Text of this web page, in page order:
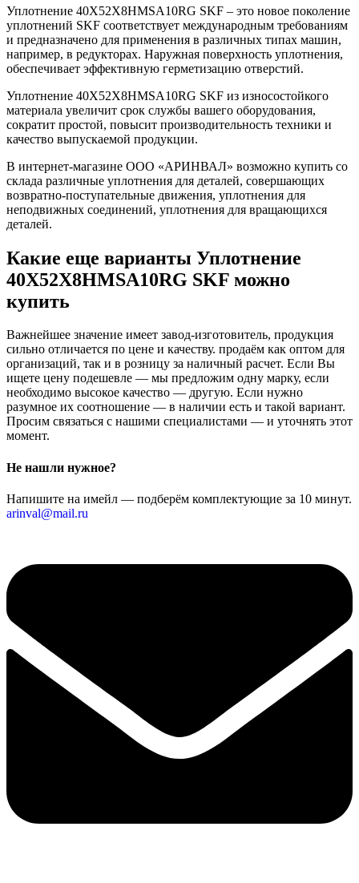
Уплотнение 40X52X8HMSA10RG SKF – это новое поколение
уплотнений SKF соответствует международным требованиям
и предназначено для применения в различных типах машин,
например, в редукторах. Наружная поверхность уплотнения,
обеспечивает эффективную герметизацию отверстий.
Уплотнение 40X52X8HMSA10RG SKF из износостойкого
материала увеличит срок службы вашего оборудования,
сократит простой, повысит производительность техники и
качество выпускаемой продукции.
В интернет-магазине ООО «АРИНВАЛ» возможно купить со
склада различные уплотнения для деталей, совершающих
возвратно-поступательные движения, уплотнения для
неподвижных соединений, уплотнения для вращающихся
деталей.
Какие еще варианты Уплотнение
40X52X8HMSA10RG SKF можно
купить
Важнейшее значение имеет завод-изготовитель, продукция
сильно отличается по цене и качеству. продаём как оптом для
организаций, так и в розницу за наличный расчет. Если Вы
ищете цену подешевле — мы предложим одну марку, если
необходимо высокое качество — другую. Если нужно
разумное их соотношение — в наличии есть и такой вариант.
Просим связаться с нашими специалистами — и уточнять этот
момент.
Не нашли нужное?
Напишите на имейл — подберём комплектующие за 10 минут.
arinval@mail.ru